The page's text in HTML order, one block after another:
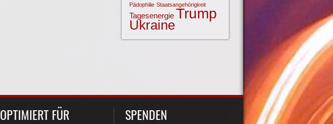
Pädophilie Staatsangehörigkeit
Tagesenergie Trump
Ukraine
OPTIMIERT FÜR SPENDEN